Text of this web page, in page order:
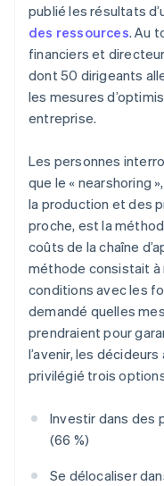
publié les résultats
des ressources. Au
financiers et
dont 50 dirigeants
les mesures
entreprise.
Les personnes
que le « nearshoring
la production et des
proche, est la
coûts de la chaîne
méthode consistait à
conditions avec les
demandé quelles
prendraient pour
l’avenir, les
privilégié trois
Investir dans des
(66 %)
Se délocaliser